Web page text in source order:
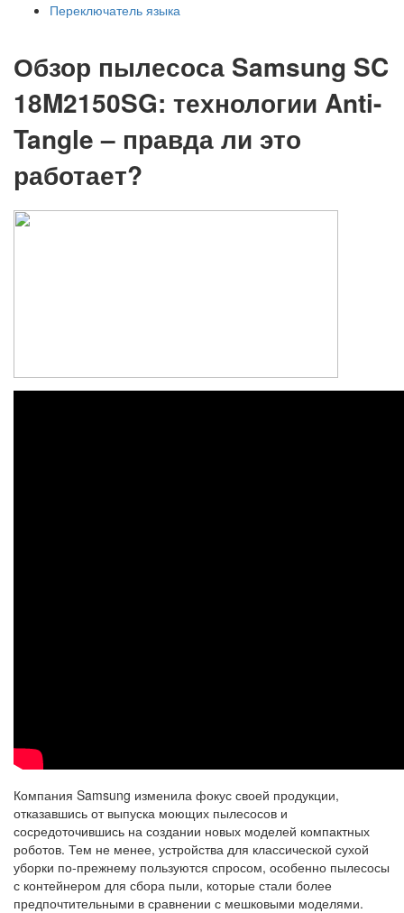
Переключатель языка
Обзор пылесоса Samsung SC
18M2150SG: технологии Anti-
Tangle – правда ли это
работает?
Компания Samsung изменила фокус своей продукции,
отказавшись от выпуска моющих пылесосов и
сосредоточившись на создании новых моделей компактных
роботов. Тем не менее, устройства для классической сухой
уборки по-прежнему пользуются спросом, особенно пылесосы
с контейнером для сбора пыли, которые стали более
предпочтительными в сравнении с мешковыми моделями.